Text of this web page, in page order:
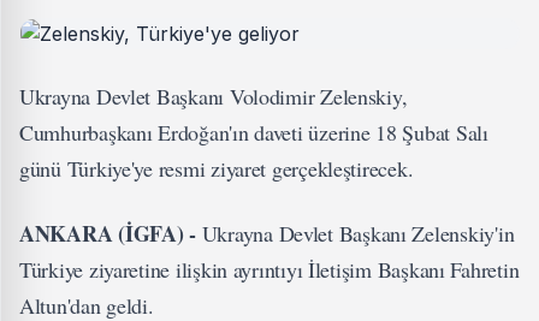
Ukrayna Devlet Başkanı Volodimir Zelenskiy,
Cumhurbaşkanı Erdoğan'ın daveti üzerine 18 Şubat Salı
günü Türkiye'ye resmi ziyaret gerçekleştirecek.
ANKARA (İGFA) -Ukrayna Devlet Başkanı Zelenskiy'in
Türkiye ziyaretine ilişkin ayrıntıyı İletişim Başkanı Fahretin
Altun'dan geldi.